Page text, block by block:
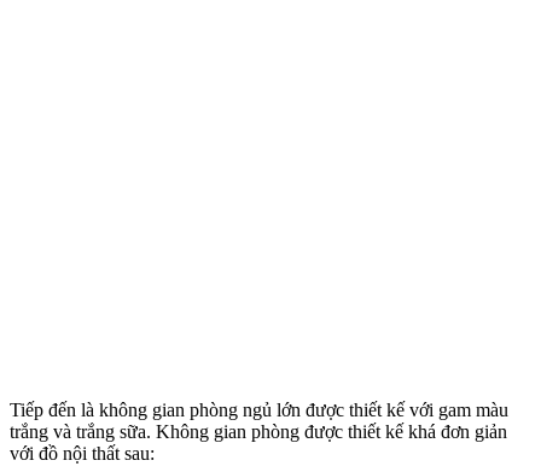
Tiếp đến là không gian phòng ngủ lớn được thiết kế với gam màu
trắng và trắng sữa. Không gian phòng được thiết kế khá đơn giản
với đồ nội thất sau: